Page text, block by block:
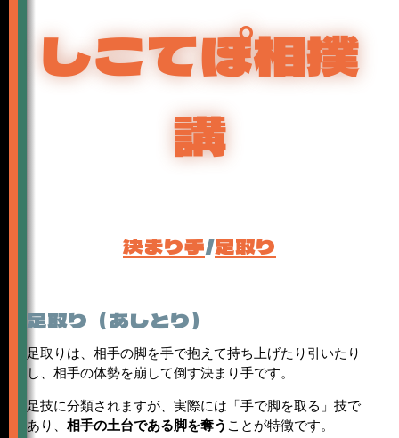
しこてぽ相撲
講
決まり手/足取り
足取り（あしとり）
足取りは、相手の脚を手で抱えて持ち上げたり引いたり
し、相手の体勢を崩して倒す決まり手です。
足技に分類されますが、実際には「手で脚を取る」技で
あり、 相手の土台である脚を奪う ことが特徴です。